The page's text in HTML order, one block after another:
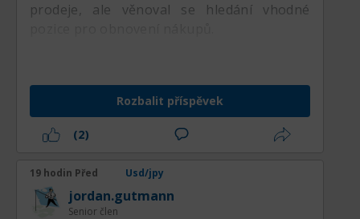
prodeje, ale věnoval se hledání vhodné
Rozbalit příspěvek
(2)
19 hodin Před Usd/jpy
jordan.gutmann
Senior člen